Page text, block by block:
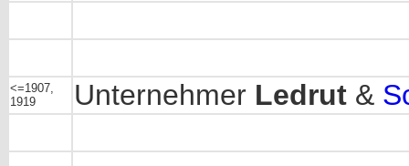
<=1907,
1919
Unternehmer Ledrut &